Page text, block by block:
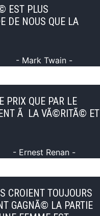
EST PLUS
DE NOUS QUE LA
- Mark Twain -
PRIX QUE PAR LE
Ã LA VÃ©RITÃ© ET
- Ernest Renan -
CROIENT TOUJOURS
GAGNÃ© LA PARTIE